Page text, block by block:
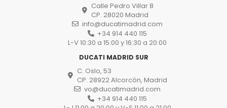
Calle Pedro Villar 8
CP. 28020 Madrid
info@ducatimadrid.com
+34 914 440 115
L-V 10:30 a 15:00 y 16:30 a 20:00
DUCATI MADRID SUR
C. Oslo, 53
CP. 28922 Alcorcón, Madrid
vo@ducatimadrid.com
+34 914 440 115